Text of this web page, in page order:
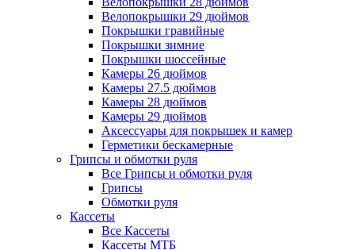
Велопокрышки 29 дюймов
Покрышки гравийные
Покрышки зимние
Покрышки шоссейные
Камеры 26 дюймов
Камеры 27.5 дюймов
Камеры 28 дюймов
Камеры 29 дюймов
Аксессуары для покрышек и камер
Герметики бескамерные
Грипсы и обмотки руля
Все Грипсы и обмотки руля
Грипсы
Обмотки руля
Кассеты
Все Кассеты
Кассеты МТБ